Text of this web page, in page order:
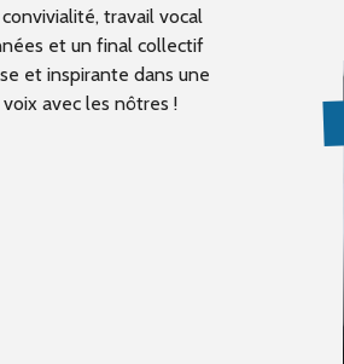
travail vocal
et un final collectif
et inspirante dans une
avec les nôtres !